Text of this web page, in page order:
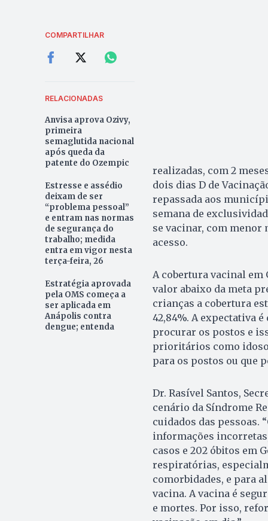
COMPARTILHAR
RELACIONADAS
Anvisa aprova Ozivy,
primeira
semaglutida nacional
após queda da
patente do Ozempic
Estresse e assédio
deixam de ser
“problema pessoal”
e entram nas normas
de segurança do
trabalho; medida
entra em vigor nesta
terça-feira, 26
Estratégia aprovada
pela OMS começa a
ser aplicada em
Anápolis contra
dengue; entenda
realizadas, com 2
dois dias D de
repassada aos
semana de
se vacinar, com menor
acesso.
A cobertura vacinal
valor abaixo da meta
crianças a cobertura
42,84%. A expectativa
procurar os postos e
prioritários como
para os postos ou que
Dr. Rasível Santos,
cenário da Síndrome
cuidados das pessoas.
informações
casos e 202 óbitos em
respiratórias,
comorbidades, e para
vacina. A vacina é
e mortes. Por isso,